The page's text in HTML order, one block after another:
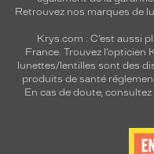
Retrouvez nos marques de
Krys.com : C’est aussi
France. Trouvez l’opticien
lunettes/lentilles sont des
produits de santé
En cas de doute,